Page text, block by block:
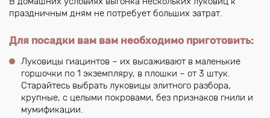
праздничным дням не потребует больших затрат.
Для посадки вам вам необходимо приготовить:
Луковицы гиацинтов – их высаживают в маленькие
горшочки по 1 экземпляру, в плошки – от 3 штук.
Старайтесь выбрать луковицы элитного разбора,
крупные, с целыми покровами, без признаков гнили и
мумификации.